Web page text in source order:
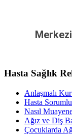
Hasta Sağlık
Anlaşmalı
Hasta
Nasıl
Ağız ve Diş
Çocuklarda